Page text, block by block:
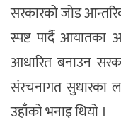
सरकारको जोड
स्पष्ट पार्दै आयातका
आधारित बनाउन
संरचनागत सुधारका
उहाँको भनाइ थियो ।